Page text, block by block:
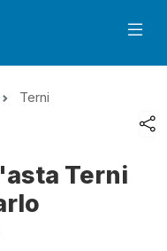
Terni
Terni